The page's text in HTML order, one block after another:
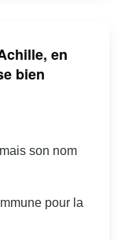
en
bien
son nom
pour la